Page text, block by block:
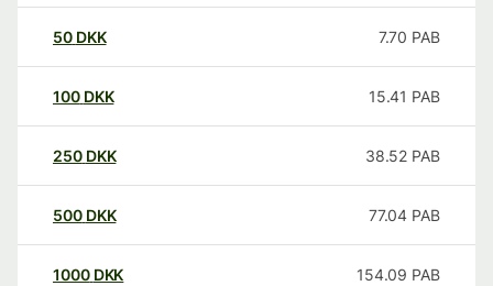
50 DKK 7.70 PAB
100 DKK 15.41 PAB
250 DKK 38.52 PAB
500 DKK 77.04 PAB
1000 DKK 154.09 PAB